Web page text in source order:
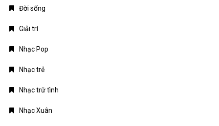
Đời sống
Giải trí
Nhạc Pop
Nhạc trẻ
Nhạc trữ tình
Nhạc Xuân